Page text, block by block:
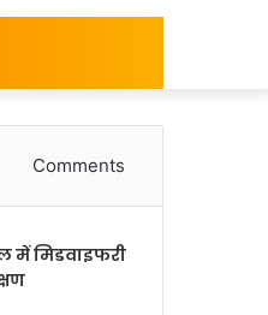
Comments
में मिडवाइफरी